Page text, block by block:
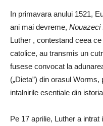
In primavara anului 1521,
ani mai devreme, Nouazeci
Luther , contestand ceea
catolice, au transmis un
fusese convocat la
(„Dieta”) din orasul
intalnirile esentiale din
Pe 17 aprilie, Luther a